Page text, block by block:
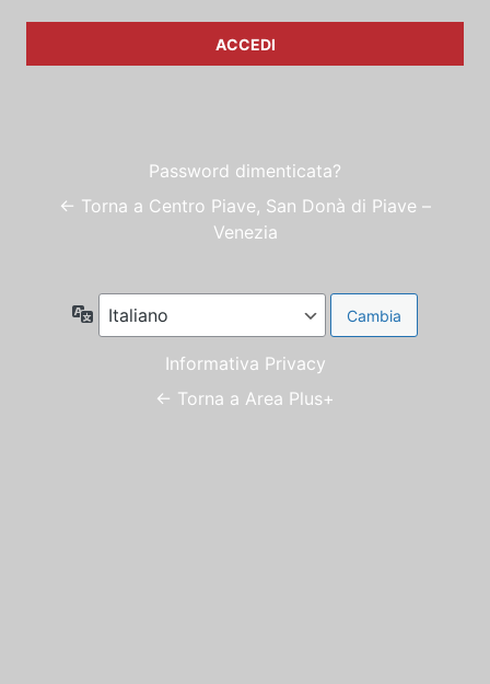
Password dimenticata?
← Torna a Centro Piave, San Donà di Piave –
Venezia
Lingua
Informativa Privacy
← Torna a Area Plus+